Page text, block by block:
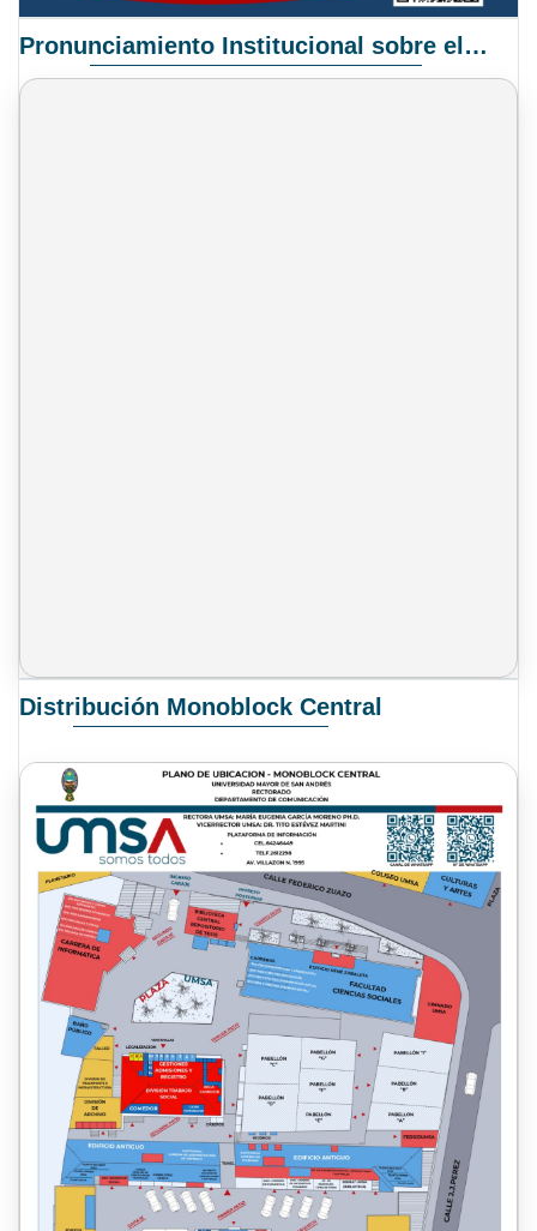
Pronunciamiento Institucional sobre el Proyecto de Ley N° 068/2025-2026 C.S.
Distribución Monoblock Central